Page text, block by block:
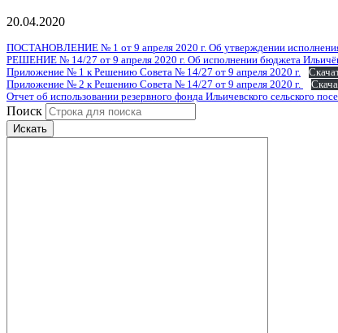
20.04.2020
ПОСТАНОВЛЕНИЕ № 1 от 9 апреля 2020 г. Об утверждении исполнения
РЕШЕНИЕ № 14/27 от 9 апреля 2020 г. Об исполнении бюджета
Приложение № 1 к Решению Совета № 14/27 от 9 апреля 2020 г.
Приложение № 2 к Решению Совета № 14/27 от 9 апреля 2020 г.
Отчет об использовании резервного фонда Ильичевского сельского
Поиск
Искать